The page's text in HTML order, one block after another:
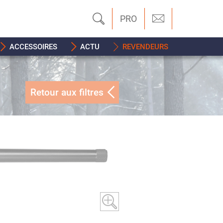
PRO
ACCESSOIRES ACTU REVENDEURS
Retour aux filtres